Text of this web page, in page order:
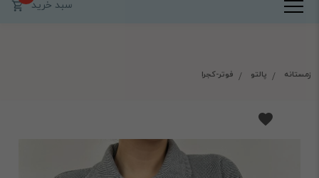
سبد خرید
زمستانه پالتو فوتر-کجرا